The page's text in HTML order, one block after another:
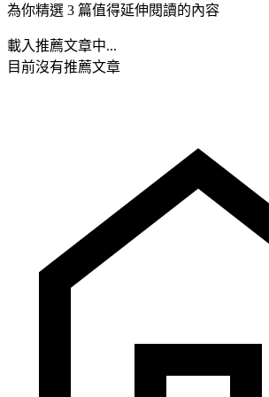
為你精選 3 篇值得延伸閱讀的內容
載入推薦文章中...
目前沒有推薦文章